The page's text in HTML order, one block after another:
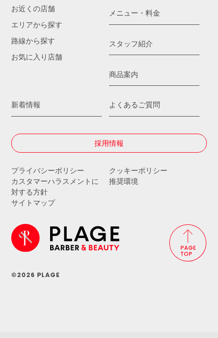
お近くの店舗
エリアから探す
路線から探す
お気に入り店舗
メニュー・料金
スタッフ紹介
商品案内
新着情報 よくあるご質問
採用情報
プライバシーポリシー
クッキーポリシー
カスタマーハラスメントに
対する方針
推奨環境
サイトマップ
©2026 PLAGE